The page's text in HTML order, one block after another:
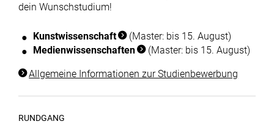
dein Wunschstudium!
Kunstwissenschaft
(Master: bis 15. August)
Medienwissenschaften
(Master: bis 15. August)
Allgemeine Informationen zur Studienbewerbung
RUNDGANG